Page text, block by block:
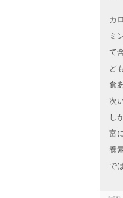
カ
ミ
て
ど
食
次
し
富
養
で